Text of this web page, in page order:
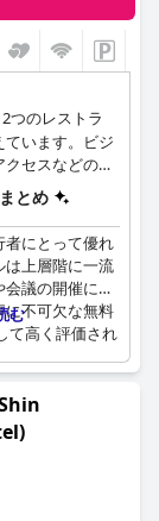
つのレストラ
います。ビジ
セスなどの設
とめ
者にとって優れ
は上層階に一流
議の開催に最
に不可欠な無料
て高く評価され
があるという
けの全体的な
丁寧で親切な
質は、ハイア
ジネスクラス
む